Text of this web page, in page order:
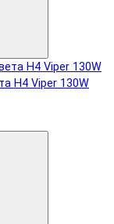
H4 Viper 130W